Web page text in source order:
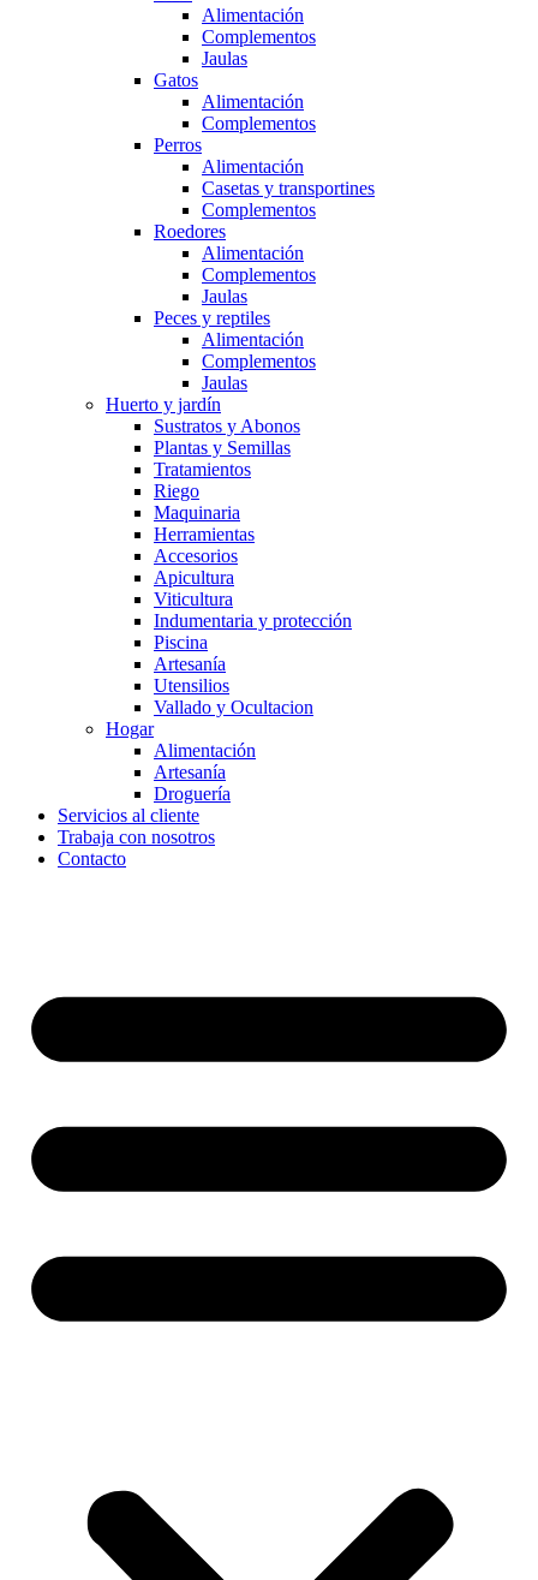
Alimentación
Complementos
Jaulas
Gatos
Alimentación
Complementos
Perros
Alimentación
Casetas y transportines
Complementos
Roedores
Alimentación
Complementos
Jaulas
Peces y reptiles
Alimentación
Complementos
Jaulas
Huerto y jardín
Sustratos y Abonos
Plantas y Semillas
Tratamientos
Riego
Maquinaria
Herramientas
Accesorios
Apicultura
Viticultura
Indumentaria y protección
Piscina
Artesanía
Utensilios
Vallado y Ocultacion
Hogar
Alimentación
Artesanía
Droguería
Servicios al cliente
Trabaja con nosotros
Contacto